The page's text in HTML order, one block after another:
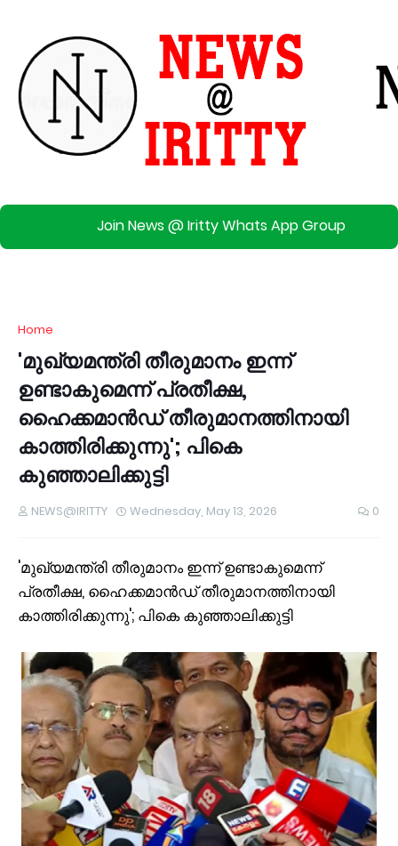
Join News @ Iritty Whats App Group
Home
'മുഖ്യമന്ത്രി തീരുമാനം ഇന്ന്
ഉണ്ടാകുമെന്ന് പ്രതീക്ഷ,
ഹൈക്കമാൻഡ് തീരുമാനത്തിനായി
കാത്തിരിക്കുന്നു'; പികെ
കുഞ്ഞാലിക്കുട്ടി
NEWS@IRITTY Wednesday, May 13, 2026 0
'മുഖ്യമന്ത്രി തീരുമാനം ഇന്ന് ഉണ്ടാകുമെന്ന്
പ്രതീക്ഷ, ഹൈക്കമാൻഡ് തീരുമാനത്തിനായി
കാത്തിരിക്കുന്നു'; പികെ കുഞ്ഞാലിക്കുട്ടി